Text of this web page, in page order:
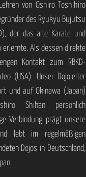
von Oshiro Toshihiro
des Ryukyu Bujutsu
der das alte Karate und
erlernte. Als dessen direkte
Kontakt zum RBKD-
(USA). Unser Dojoleiter
und auf Okinawa (Japan)
Shihan persönlich
Verbindung prägt unsere
lebt im regelmäßigen
Dojos in Deutschland,